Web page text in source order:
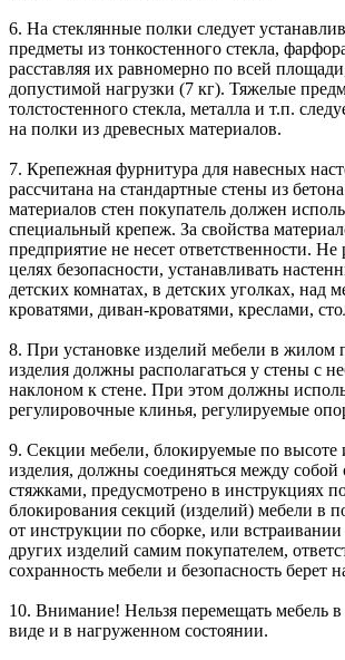
6. На стеклянные полки следует
предметы из тонкостенного стекла,
расставляя их равномерно по всей
допустимой нагрузки (7 кг). Тяжелые
толстостенного стекла, металла и т.п.
на полки из древесных материалов.
7. Крепежная фурнитура для навесных
рассчитана на стандартные стены из
материалов стен покупатель должен
специальный крепеж. За свойства
предприятие не несет ответственности. Не
целях безопасности, устанавливать
детских комнатах, в детских уголках, над
кроватями, диван-кроватями, креслами,
8. При установке изделий мебели в жилом
изделия должны располагаться у стены с
наклоном к стене. При этом должны
регулировочные клинья, регулируемые
9. Секции мебели, блокируемые по высоте
изделия, должны соединяться между
стяжками, предусмотрено в инструкциях
блокирования секций (изделий) мебели в
от инструкции по сборке, или
других изделий самим покупателем,
сохранность мебели и безопасность берет
10. Внимание! Нельзя перемещать мебель
виде и в нагруженном состоянии.